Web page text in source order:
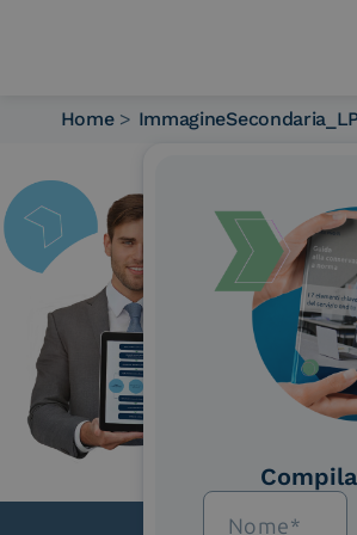
Cosa facciamo
Piattaforme
Industry
News e Media
Contattaci
Home >